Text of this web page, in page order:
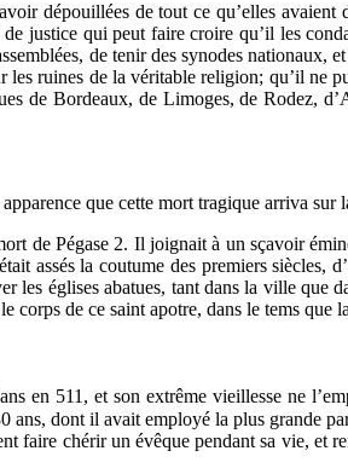
dépouillées de tout ce qu’elles
justice qui peut faire croire qu’il les
de tenir des synodes nationaux,
ruines de la véritable religion; qu’il ne
de Bordeaux, de Limoges, de Rodez,
que cette mort tragique arriva
de Pégase 2. Il joignait à un sçavoir
assés la coutume des premiers siècles,
les églises abatues, tant dans la ville
de ce saint apotre, dans le tems que
en 511, et son extrême vieillesse ne
dont il avait employé la plus grande
faire chérir un évêque pendant sa vie, et